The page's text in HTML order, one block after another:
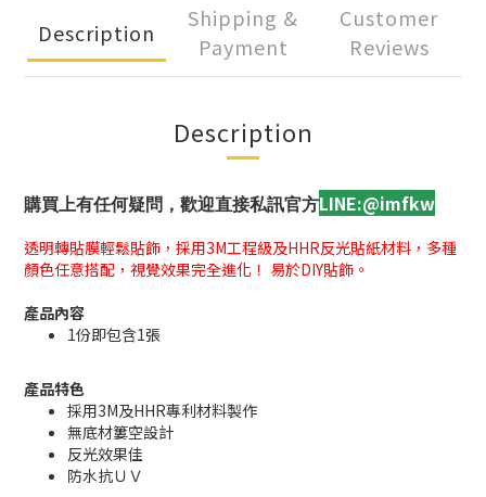
Description
Shipping &
Payment
Customer
Reviews
Description
購買上有任何疑問，歡迎直接私訊官方LINE:@imfkw
透明轉貼膜輕鬆貼飾，採用3M工程級及HHR反光貼紙材料 ， 多種
顏色任意搭配，視覺效果完全進化！ 易於DIY貼飾。
產品內容
1份即包含1張
產品特色
採用3M及HHR專利材料製作
無底材簍空設計
反光效果佳
防水抗ＵＶ